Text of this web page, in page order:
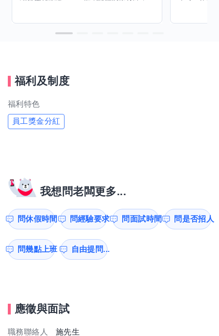
福利及制度
福利特色
員工獎金分紅
我想問老闆更多...
問休假時間 問經驗要求 問面試時間 問是否招人
問幾點上班 自由提問...
應徵與面試
職務聯絡人 施先生